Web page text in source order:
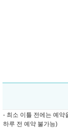
- 최소 이틀 전에는 예약
하루 전 예약 불가능)